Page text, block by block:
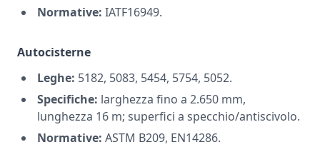
Normative: IATF16949.
Autocisterne
Leghe: 5182, 5083, 5454, 5754, 5052.
Specifiche: larghezza fino a 2.650 mm,
lunghezza 16 m; superfici a specchio/antiscivolo.
Normative: ASTM B209, EN14286.